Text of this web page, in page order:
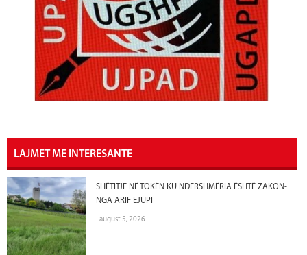
LAJMET ME INTERESANTE
SHËTITJE NË TOKËN KU NDERSHMËRIA ËSHTË ZAKON-
NGA ARIF EJUPI
august 5, 2026